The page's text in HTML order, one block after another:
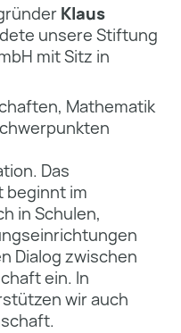
Klaus
unsere Stiftung
mit Sitz in
Mathematik
Das
beginnt im
in Schulen,
Dialog zwischen
ein. In
wir auch